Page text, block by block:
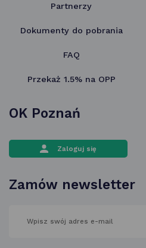
Partnerzy
Dokumenty do pobrania
FAQ
Przekaż 1.5% na OPP
OK Poznań
Zaloguj się
Zamów newsletter